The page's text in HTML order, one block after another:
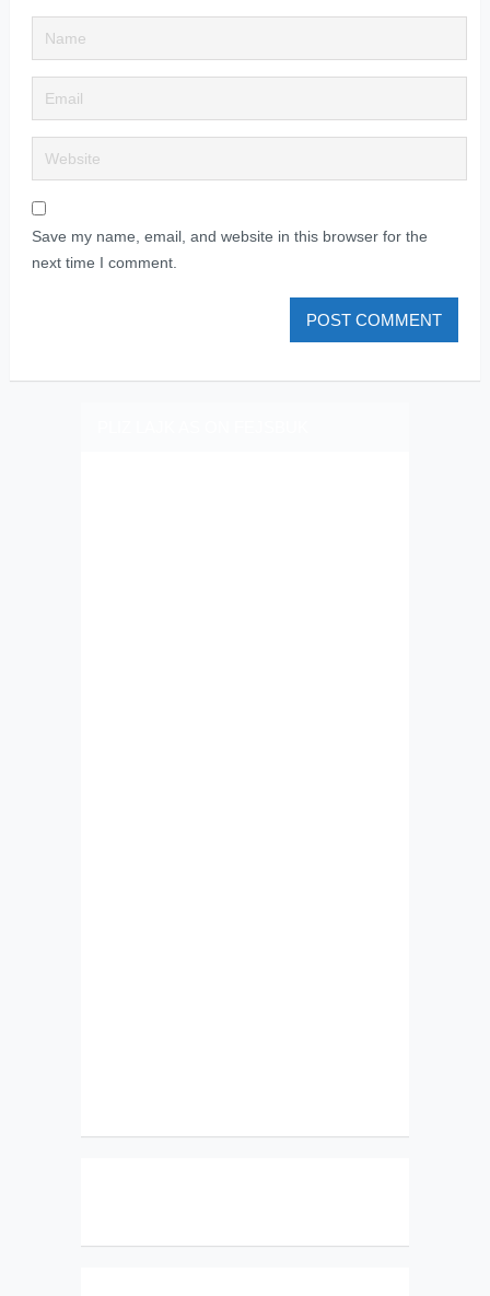
Save my name, email, and website in this browser for the
next time I comment.